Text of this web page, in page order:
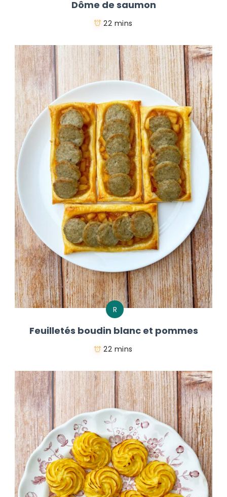
Dôme de saumon
22 mins
R
Feuilletés boudin blanc et pommes
22 mins